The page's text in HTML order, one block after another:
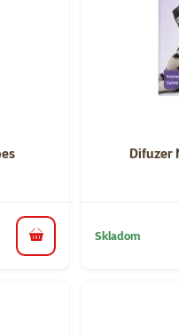
počet hodnotení: 1
do košíka
Difuzer
Skladom